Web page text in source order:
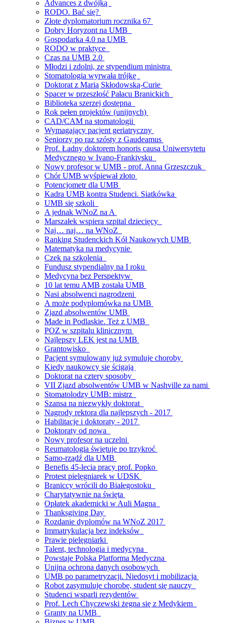
Advances z dwójką
RODO. Bać się?
Złote dyplomatorium rocznika 67
Dobry Horyzont na UMB
Gospodarka 4.0 na UMB
RODO w praktyce
Czas na UMB 2.0
Młodzi i zdolni, ze stypendium ministra
Stomatologia wyrwała trójkę
Doktorat z Marią Skłodowską-Curie
Spacer w przeszłość Pałacu Branickich
Biblioteka szerzej dostępna
Rok pełen projektów (unijnych)
CAD/CAM na stomatologii
Wymagający pacjent geriatryczny
Seniorzy po raz szósty z Gaudeamus
Prof. Ładny doktorem honoris causa Uniwersytetu
Medycznego w Ivano-Frankivsku
Nowy profesor w UMB - prof. Anna Grzeszczuk
Chór UMB wyśpiewał złoto
Potencjometr dla UMB
Kadra UMB kontra Studenci. Siatkówka
UMB się szkoli
A jednak WNoZ na A
Marszałek wspiera szpital dziecięcy
Naj… naj… na WNoZ
Ranking Studenckich Kół Naukowych UMB
Matematyka na medycynie
Czek na szkolenia
Fundusz stypendialny na I roku
Medycyna bez Perspektyw
10 lat temu AMB została UMB
Nasi absolwenci nagrodzeni
A może podyplomówka na UMB
Zjazd absolwentów UMB
Made in Podlaskie. Też z UMB
POZ w szpitalu klinicznym
Najlepszy LEK jest na UMB
Grantowisko
Pacjent symulowany już symuluje choroby
Kiedy naukowcy się ścigają
Doktorat na cztery sposoby
VII Zjazd absolwentów UMB w Nashville za nami
Stomatolodzy UMB: mistrz
Szansa na niezwykły doktorat
Nagrody rektora dla najlepszych - 2017
Habilitacje i doktoraty - 2017
Doktoraty od nowa
Nowy profesor na uczelni
Reumatologia świętuje po trzykroć
Samo-rządź dla UMB
Benefis 45-lecia pracy prof. Popko
Protest pielęgniarek w UDSK
Braniccy wrócili do Białegostoku
Charytatywnie na święta
Opłatek akademicki w Auli Magna
Thanksgiving Day
Rozdanie dyplomów na WNoZ 2017
Immatrykulacja bez indeksów
Prawie pielęgniarki
Talent, technologia i medycyna
Powstaje Polska Platforma Medyczna
Unijna ochrona danych osobowych
UMB po parametryzacji. Niedosyt i mobilizacja
Robot zasymuluje chorobę, student się nauczy
Studenci wsparli rezydentów
Prof. Lech Chyczewski żegna się z Medykiem
Granty na UMB